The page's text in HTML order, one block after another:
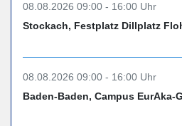
08.08.2026 09:00 - 16:00 Uhr
Stockach, Festplatz Dillplatz
08.08.2026 09:00 - 16:00 Uhr
Baden-Baden, Campus EurAka-